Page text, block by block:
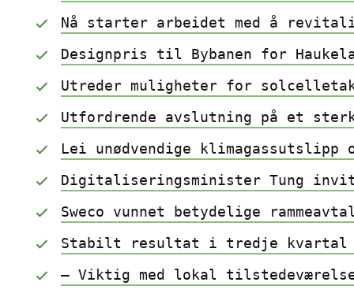
Nå starter arbeidet med å
Designpris til Bybanen for
Utreder muligheter for solcelletak
Utfordrende avslutning på et
Lei unødvendige klimagassutslipp
Digitaliseringsminister Tung
Sweco vunnet betydelige
Stabilt resultat i tredje kvartal
– Viktig med lokal